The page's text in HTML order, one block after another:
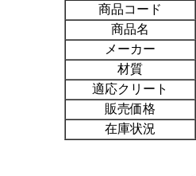
商品コード
商品名
メーカー
材質
適応クリート
販売価格
在庫状況